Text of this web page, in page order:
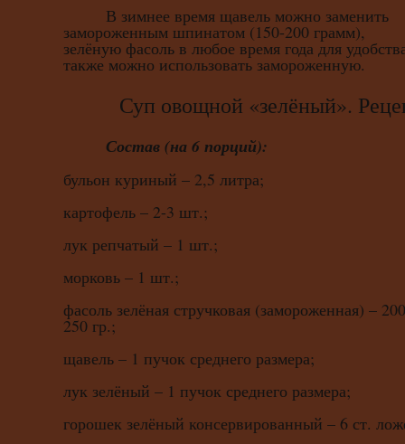
В зимнее время щавель можно заменить
замороженным шпинатом (150-200 грамм),
зелёную фасоль в любое время года для
также можно использовать замороженную.
Суп овощной «зелёный».
Состав (на 6 порций):
бульон куриный – 2,5 литра;
картофель – 2-3 шт.;
лук репчатый – 1 шт.;
морковь – 1 шт.;
фасоль зелёная стручковая (замороженная) –
250 гр.;
щавель – 1 пучок среднего размера;
лук зелёный – 1 пучок среднего размера;
горошек зелёный консервированный – 6 ст.